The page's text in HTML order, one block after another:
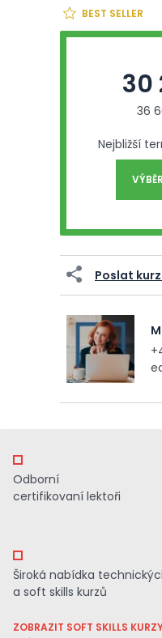
BEST SELLER
30
36
Nejbližší
Poslat
Odborní
certifikovaní lektoři
Široká nabídka
a soft skills kurzů
ZOBRAZIT SOFT SKILLS